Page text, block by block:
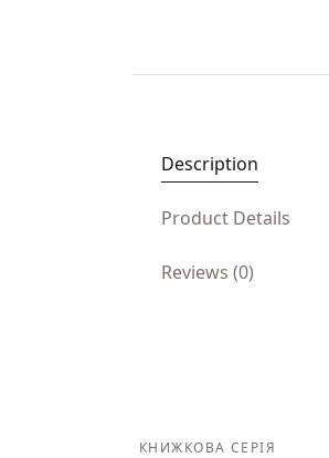
Description
Product Details
Reviews (0)
КНИЖКОВА СЕРІЯ